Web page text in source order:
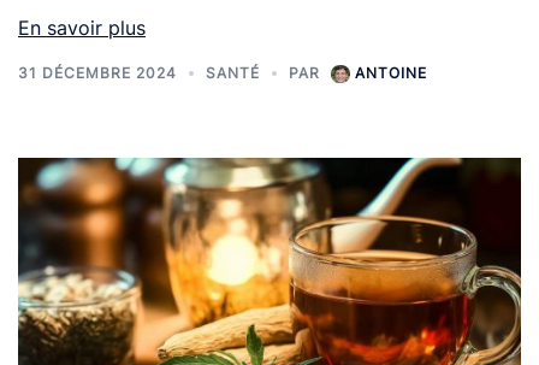
En savoir plus
31 DÉCEMBRE 2024 SANTÉ PAR ANTOINE